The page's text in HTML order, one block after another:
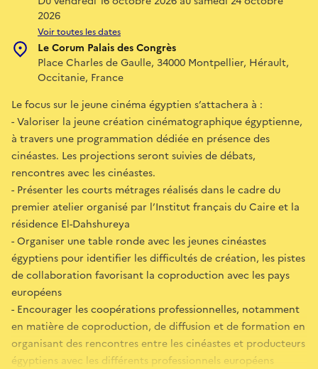
2026
Voir toutes les dates
Le Corum Palais des Congrès
Place Charles de Gaulle, 34000 Montpellier, Hérault,
Occitanie, France
Le focus sur le jeune cinéma égyptien s’attachera à :
- Valoriser la jeune création cinématographique égyptienne,
à travers une programmation dédiée en présence des
cinéastes. Les projections seront suivies de débats,
rencontres avec les cinéastes.
- Présenter les courts métrages réalisés dans le cadre du
premier atelier organisé par l’Institut français du Caire et la
résidence El-Dahshureya
- Organiser une table ronde avec les jeunes cinéastes
égyptiens pour identifier les difficultés de création, les pistes
de collaboration favorisant la coproduction avec les pays
européens
- Encourager les coopérations professionnelles, notamment
en matière de coproduction, de diffusion et de formation en
organisant des rencontres entre les cinéastes et producteurs
égyptiens avec les différents professionnels européens